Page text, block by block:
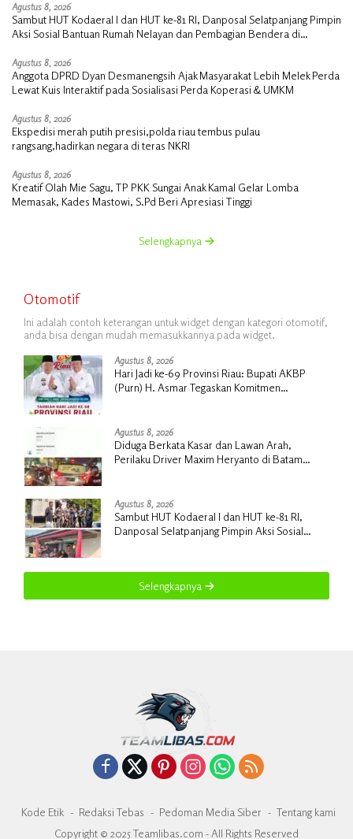
Agustus 8, 2026
Sambut HUT Kodaeral I dan HUT ke-81 RI, Danposal Selatpanjang Pimpin
Aksi Sosial Bantuan Rumah Nelayan dan Pembagian Bendera di
Agustus 8, 2026
Anggota DPRD Dyan Desmanengsih Ajak Masyarakat Lebih Melek Perda
Lewat Kuis Interaktif pada Sosialisasi Perda Koperasi & UMKM
Agustus 8, 2026
Ekspedisi merah putih presisi,polda riau tembus pulau
rangsang,hadirkan negara di teras NKRI
Agustus 8, 2026
Kreatif Olah Mie Sagu, TP PKK Sungai Anak Kamal Gelar Lomba
Memasak, Kades Mastowi, S.Pd Beri Apresiasi Tinggi
Selengkapnya
Otomotif
Ini adalah contoh keterangan untuk widget dengan kategori otomotif,
anda bisa dengan mudah memasukkannya pada widget.
Agustus 8, 2026
Hari Jadi ke-69 Provinsi Riau: Bupati AKBP
(Purn) H. Asmar Tegaskan Komitmen
Agustus 8, 2026
Diduga Berkata Kasar dan Lawan Arah,
Perilaku Driver Maxim Heryanto di Batam
Agustus 8, 2026
Sambut HUT Kodaeral I dan HUT ke-81 RI,
Danposal Selatpanjang Pimpin Aksi Sosial
Selengkapnya
Kode Etik Redaksi Tebas Pedoman Media Siber
Tentang kami
Copyright © 2025 Teamlibas.com - All Rights Reserved